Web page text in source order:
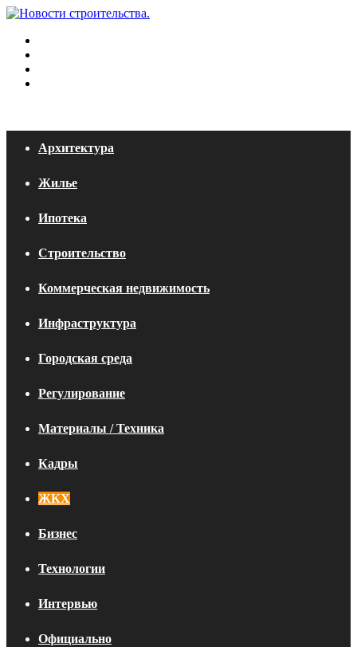
Архитектура
Жилье
Ипотека
Строительство
Коммерческая недвижимость
Инфраструктура
Городская среда
Регулирование
Материалы / Техника
Кадры
ЖКХ
Бизнес
Технологии
Интервью
Официально